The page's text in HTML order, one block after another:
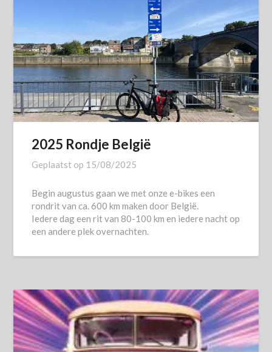
2025 Rondje België
Geplaatst op 15/08/2025
Begin augustus gaan we met onze e-bikes een
rondrit van ca. 600 km maken door België.
Iedere dag een rit van 80-100 km en iedere nacht op
een andere plek overnachten.